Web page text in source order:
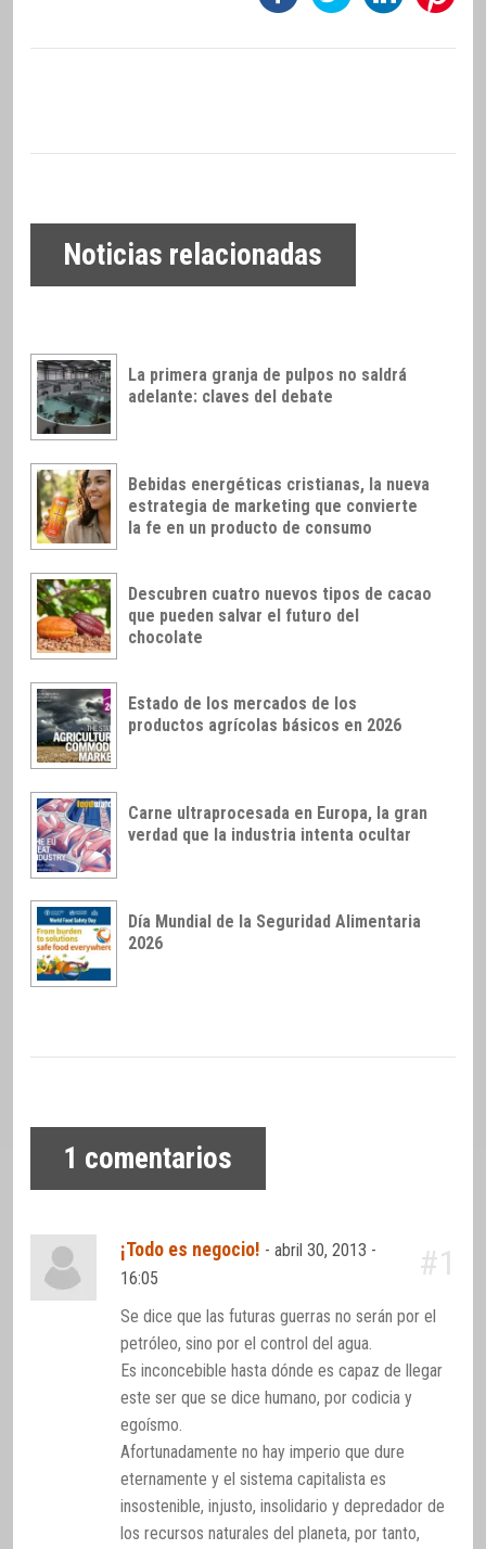
Noticias relacionadas
La primera granja de pulpos no saldrá
adelante: claves del debate
Bebidas energéticas cristianas, la nueva
estrategia de marketing que convierte
la fe en un producto de consumo
Descubren cuatro nuevos tipos de cacao
que pueden salvar el futuro del
chocolate
Estado de los mercados de los
productos agrícolas básicos en 2026
Carne ultraprocesada en Europa, la gran
verdad que la industria intenta ocultar
Día Mundial de la Seguridad Alimentaria
2026
1 comentarios
¡Todo es negocio! -abril 30, 2013 -
16:05
#1
Se dice que las futuras guerras no serán por el
petróleo, sino por el control del agua.
Es inconcebible hasta dónde es capaz de llegar
este ser que se dice humano, por codicia y
egoísmo.
Afortunadamente no hay imperio que dure
eternamente y el sistema capitalista es
insostenible, injusto, insolidario y depredador de
los recursos naturales del planeta, por tanto,